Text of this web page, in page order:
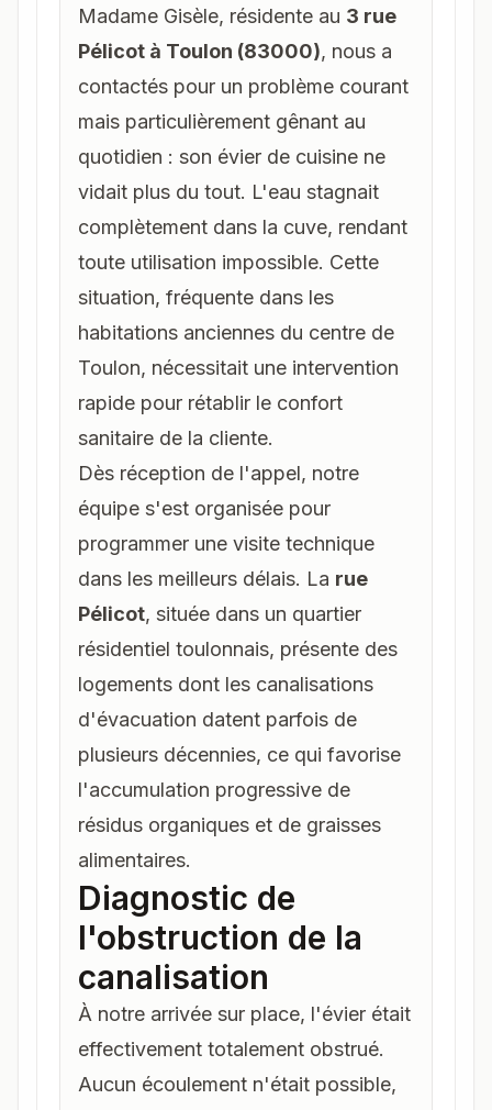
Madame Gisèle, résidente au 3 rue
Pélicot à Toulon (83000), nous a
contactés pour un problème courant
mais particulièrement gênant au
quotidien : son évier de cuisine ne
vidait plus du tout. L'eau stagnait
complètement dans la cuve, rendant
toute utilisation impossible. Cette
situation, fréquente dans les
habitations anciennes du centre de
Toulon, nécessitait une intervention
rapide pour rétablir le confort
sanitaire de la cliente.
Dès réception de l'appel, notre
équipe s'est organisée pour
programmer une visite technique
dans les meilleurs délais. La rue
Pélicot, située dans un quartier
résidentiel toulonnais, présente des
logements dont les canalisations
d'évacuation datent parfois de
plusieurs décennies, ce qui favorise
l'accumulation progressive de
résidus organiques et de graisses
alimentaires.
Diagnostic de
l'obstruction de la
canalisation
À notre arrivée sur place, l'évier était
effectivement totalement obstrué.
Aucun écoulement n'était possible,